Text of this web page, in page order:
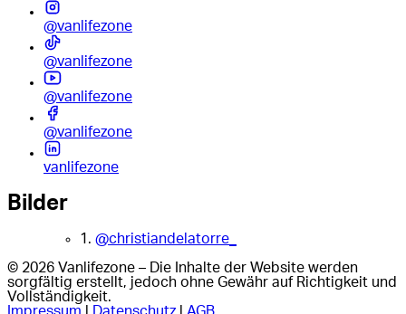
@vanlifezone
@vanlifezone
@vanlifezone
@vanlifezone
vanlifezone
Bilder
1. @christiandelatorre_
© 2026 Vanlifezone – Die Inhalte der Website werden
sorgfältig erstellt, jedoch ohne Gewähr auf Richtigkeit und
Vollständigkeit.